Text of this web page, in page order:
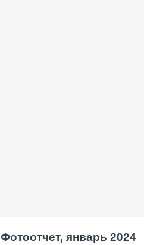
Фотоотчет, январь 2024